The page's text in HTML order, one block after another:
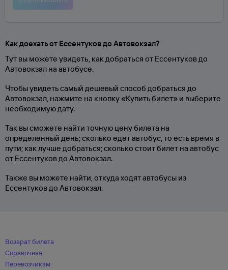
Как доехать от Ессентуков до Автовокзал?
Тут вы можете увидеть, как добраться от Ессентуков до
Автовокзал на автобусе.
Чтобы увидеть самый дешевый способ добраться до
Автовокзал, нажмите на кнопку «Купить билет» и выберите
необходимую дату.
Так вы сможете найти точную цену билета на
определенный день; сколько едет автобус, то есть время в
пути; как лучше добраться; сколько стоит билет на автобус
от Ессентуков до Автовокзал.
Также вы можете найти, откуда ходят автобусы из
Ессентуков до Автовокзал.
Возврат билета
Справочная
Перевозчикам